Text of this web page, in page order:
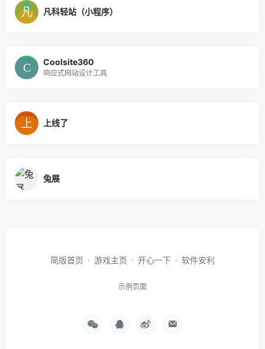
凡科轻站（小程序）
Coolsite360
响应式网站设计工具
上线了
兔展
简版首页 游戏主页 开心一下 软件安利
示例页面